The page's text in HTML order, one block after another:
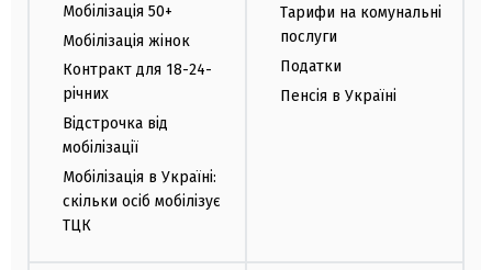
Мобілізація 50+
Мобілізація жінок
Контракт для 18-24-
річних
Відстрочка від
мобілізації
Мобілізація в Україні:
скільки осіб мобілізує
ТЦК
Тарифи на комунальні
послуги
Податки
Пенсія в Україні